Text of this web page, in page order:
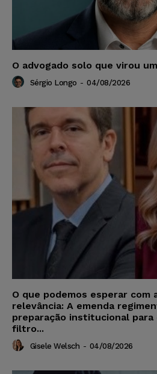
O advogado solo que virou
Sérgio Longo - 04/08/2026
O que podemos esperar com
relevância: A emenda
preparação institucional
filtro...
Gisele Welsch - 04/08/2026